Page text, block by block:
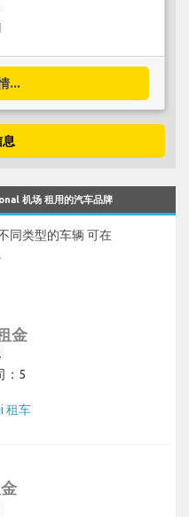
...
机场 租用的汽车品牌
同类型的车辆 可在
金
：5
租车